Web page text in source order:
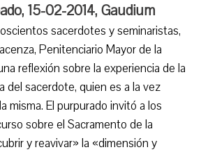
15-02-2014, Gaudium
sacerdotes y seminaristas,
Penitenciario Mayor de la
reflexión sobre la experiencia de la
del sacerdote, quien es a la vez
misma. El purpurado invitó a los
sobre el Sacramento de la
y reavivar» la «dimensión y